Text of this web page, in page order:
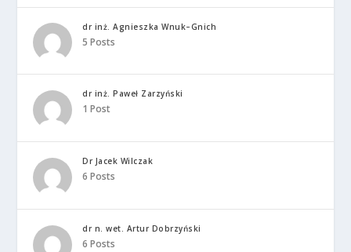
dr inż. Agnieszka Wnuk–Gnich
5 Posts
dr inż. Paweł Zarzyński
1 Post
Dr Jacek Wilczak
6 Posts
dr n. wet. Artur Dobrzyński
6 Posts